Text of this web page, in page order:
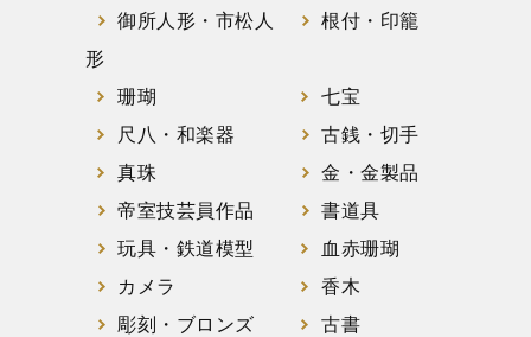
御所人形・市松人
形
根付・印籠
珊瑚
七宝
尺八・和楽器
古銭・切手
真珠
金・金製品
帝室技芸員作品
書道具
玩具・鉄道模型
血赤珊瑚
カメラ
香木
彫刻・ブロンズ
古書